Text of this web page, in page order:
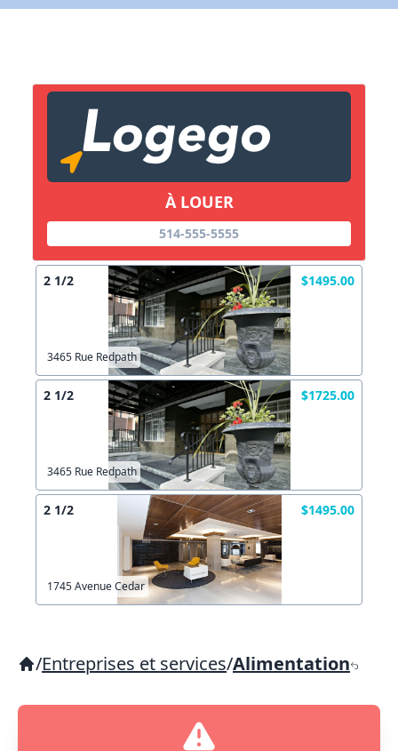
À LOUER
514-555-5555
2 1/2 $1495.00
3465 Rue Redpath
2 1/2 $1725.00
3465 Rue Redpath
2 1/2 $1495.00
1745 Avenue Cedar
/Entreprises et services/Alimentation
Lien vers inscription (sera inclus dans courriel)
Copier lien
X Fermer
X Fermer